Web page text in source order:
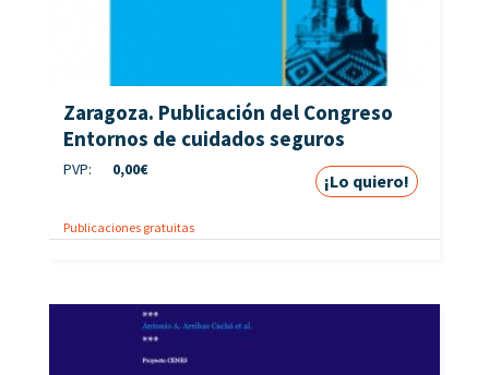
Zaragoza. Publicación del Congreso
Entornos de cuidados seguros
PVP: 0,00€
¡Lo quiero!
Publicaciones gratuitas